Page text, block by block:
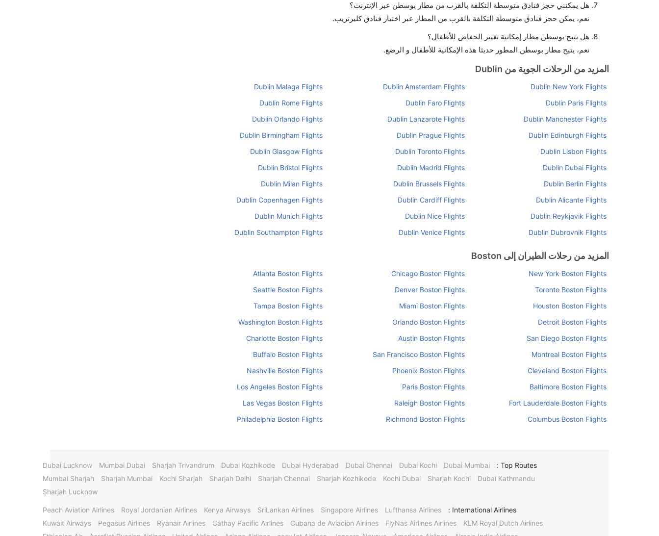
هل يمكنني حجز فنادق متوسطة التكلفة بالقرب من مطار بوسطن عبر الإنترنت؟
نعم، يمكن حجز فنادق متوسطة التكلفة بالقرب من المطار عبر اختيار فنادق كليرتريب.
هل يتيح بوسطن مطار إمكانية تغيير الحفاض للأطفال؟
نعم، يتيح مطار بوسطن المطور حديثا هذه الإمكانية للأطفال و الرضع.
المزيد من الرحلات الجوية من Dublin
Dublin New York Flights
Dublin Amsterdam Flights
Dublin Malaga Flights
Dublin Paris Flights
Dublin Faro Flights
Dublin Rome Flights
Dublin Manchester Flights
Dublin Lanzarote Flights
Dublin Orlando Flights
Dublin Edinburgh Flights
Dublin Prague Flights
Dublin Birmingham Flights
Dublin Lisbon Flights
Dublin Toronto Flights
Dublin Glasgow Flights
Dublin Dubai Flights
Dublin Madrid Flights
Dublin Bristol Flights
Dublin Berlin Flights
Dublin Brussels Flights
Dublin Milan Flights
Dublin Alicante Flights
Dublin Cardiff Flights
Dublin Copenhagen Flights
Dublin Reykjavik Flights
Dublin Nice Flights
Dublin Munich Flights
Dublin Dubrovnik Flights
Dublin Venice Flights
Dublin Southampton Flights
المزيد من رحلات الطيران إلى Boston
New York Boston Flights
Chicago Boston Flights
Atlanta Boston Flights
Toronto Boston Flights
Denver Boston Flights
Seattle Boston Flights
Houston Boston Flights
Miami Boston Flights
Tampa Boston Flights
Detroit Boston Flights
Orlando Boston Flights
Washington Boston Flights
San Diego Boston Flights
Austin Boston Flights
Charlotte Boston Flights
Montreal Boston Flights
San Francisco Boston Flights
Buffalo Boston Flights
Cleveland Boston Flights
Phoenix Boston Flights
Nashville Boston Flights
Baltimore Boston Flights
Paris Boston Flights
Los Angeles Boston Flights
Fort Lauderdale Boston Flights
Raleigh Boston Flights
Las Vegas Boston Flights
Columbus Boston Flights
Richmond Boston Flights
Philadelphia Boston Flights
Top Routes :
Dubai Mumbai
Dubai Kochi
Dubai Chennai
Dubai Hyderabad
Dubai Kozhikode
Sharjah Trivandrum
Mumbai Dubai
Dubai Lucknow
Dubai Kathmandu
Sharjah Kochi
Kochi Dubai
Sharjah Kozhikode
Sharjah Chennai
Sharjah Delhi
Kochi Sharjah
Sharjah Mumbai
Mumbai Sharjah
Sharjah Lucknow
International Airlines :
Lufthansa Airlines
Singapore Airlines
SriLankan Airlines
Kenya Airways
Royal Jordanian Airlines
Peach Aviation Airlines
KLM Royal Dutch Airlines
FlyNas Airlines Airlines
Cubana de Aviacion Airlines
Cathay Pacific Airlines
Ryanair Airlines
Pegasus Airlines
Kuwait Airways